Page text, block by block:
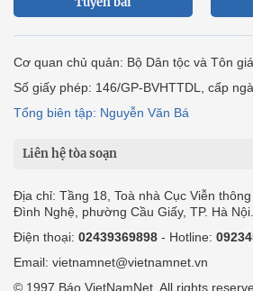
Cơ quan chủ quản: Bộ Dân tộc và Tôn
Số giấy phép: 146/GP-BVHTTDL, cấp
Tổng biên tập: Nguyễn Văn Bá
Liên hệ tòa soạn
Địa chỉ: Tầng 18, Toà nhà Cục Viễn
Đình Nghệ, phường Cầu Giấy, TP. Hà Nội.
Điện thoại: 02439369898 - Hotline:
Email: vietnamnet@vietnamnet.vn
© 1997 Báo VietNamNet. All rights